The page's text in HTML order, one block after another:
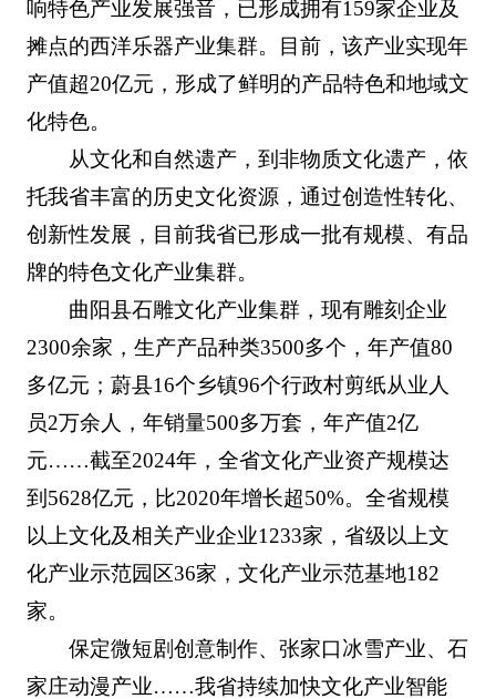
响特色产业发展强音，已形成拥有159家企业及
摊点的西洋乐器产业集群。目前，该产业实现年
产值超20亿元，形成了鲜明的产品特色和地域文
化特色。
从文化和自然遗产，到非物质文化遗产，依
托我省丰富的历史文化资源，通过创造性转化、
创新性发展，目前我省已形成一批有规模、有品
牌的特色文化产业集群。
曲阳县石雕文化产业集群，现有雕刻企业
2300余家，生产产品种类3500多个，年产值80
多亿元；蔚县16个乡镇96个行政村剪纸从业人
员2万余人，年销量500多万套，年产值2亿
元……截至2024年，全省文化产业资产规模达
到5628亿元，比2020年增长超50%。全省规模
以上文化及相关产业企业1233家，省级以上文
化产业示范园区36家，文化产业示范基地182
家。
保定微短剧创意制作、张家口冰雪产业、石
家庄动漫产业……我省持续加快文化产业智能